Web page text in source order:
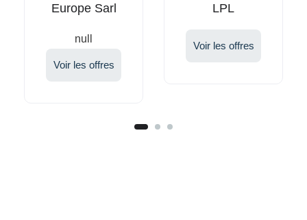
Europe Sarl
null
Voir les offres
LPL
Voir les offres